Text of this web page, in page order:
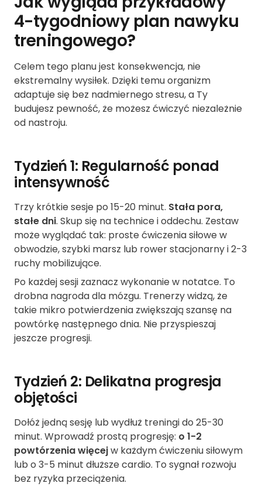
4-tygodniowy plan nawyku
treningowego?
Celem tego planu jest konsekwencja, nie
ekstremalny wysiłek. Dzięki temu organizm
adaptuje się bez nadmiernego stresu, a Ty
budujesz pewność, że możesz ćwiczyć niezależnie
od nastroju.
Tydzień 1: Regularność ponad
intensywność
Trzy krótkie sesje po 15-20 minut. Stała pora,
stałe dni. Skup się na technice i oddechu. Zestaw
może wyglądać tak: proste ćwiczenia siłowe w
obwodzie, szybki marsz lub rower stacjonarny i 2-3
ruchy mobilizujące.
Po każdej sesji zaznacz wykonanie w notatce. To
drobna nagroda dla mózgu. Trenerzy widzą, że
takie mikro potwierdzenia zwiększają szansę na
powtórkę następnego dnia. Nie przyspieszaj
jeszcze progresji.
Tydzień 2: Delikatna progresja
objętości
Dołóż jedną sesję lub wydłuż treningi do 25-30
minut. Wprowadź prostą progresję: o 1-2
powtórzenia więcejw każdym ćwiczeniu siłowym
lub o 3-5 minut dłuższe cardio. To sygnał rozwoju
bez ryzyka przeciążenia.